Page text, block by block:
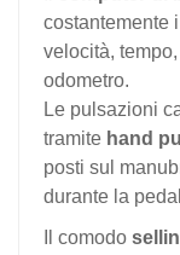
costantemente
velocità,
odometro.
Le pulsazioni
tramite hand
posti sul
durante la
Il comodo